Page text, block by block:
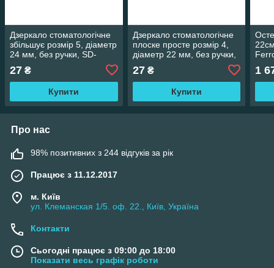
Дзеркало стоматологічне
збільшує розмір 5, діаметр
24 мм, без ручки, SD-
27 ₴
Купити
Дзеркало стоматологічне
плоске просте розмір 4,
діаметр 22 мм, без ручки,
27₴
Купити
1
Про нас
98% позитивних з 244 відгуків за рік
Працює з 11.12.2017
м. Київ
ул. Клеманская 1/5. оф. 22., Київ, Україна
Контакти
Сьогодні працює з 09:00 до 18:00
Показати весь графік роботи